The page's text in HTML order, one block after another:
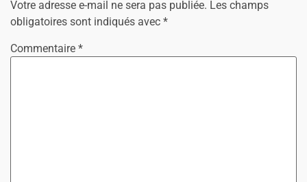
Votre adresse e-mail ne sera pas publiée. Les champs
obligatoires sont indiqués avec *
Commentaire *